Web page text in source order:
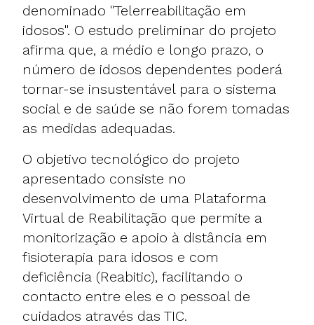
denominado "Telerreabilitação em
idosos". O estudo preliminar do projeto
afirma que, a médio e longo prazo, o
número de idosos dependentes poderá
tornar-se insustentável para o sistema
social e de saúde se não forem tomadas
as medidas adequadas.
O objetivo tecnológico do projeto
apresentado consiste no
desenvolvimento de uma Plataforma
Virtual de Reabilitação que permite a
monitorização e apoio à distância em
fisioterapia para idosos e com
deficiência (Reabitic), facilitando o
contacto entre eles e o pessoal de
cuidados através das TIC.